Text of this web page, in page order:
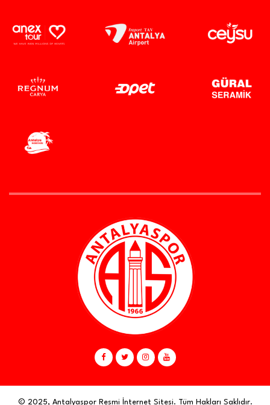
© 2025, Antalyaspor Resmi İnternet Sitesi. Tüm Hakları Saklıdır.